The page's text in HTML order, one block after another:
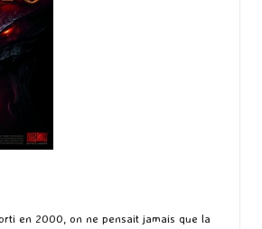
en 2000, on ne pensait jamais que la